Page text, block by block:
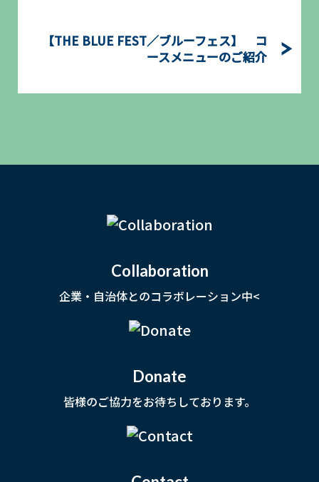
【THE BLUE FEST／ブルーフェス】 コ
ースメニューのご紹介
Collaboration
企業・自治体とのコラボレーション中<
Donate
皆様のご協力をお待ちしております。